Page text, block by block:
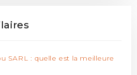
SARL : quelle est la meilleure